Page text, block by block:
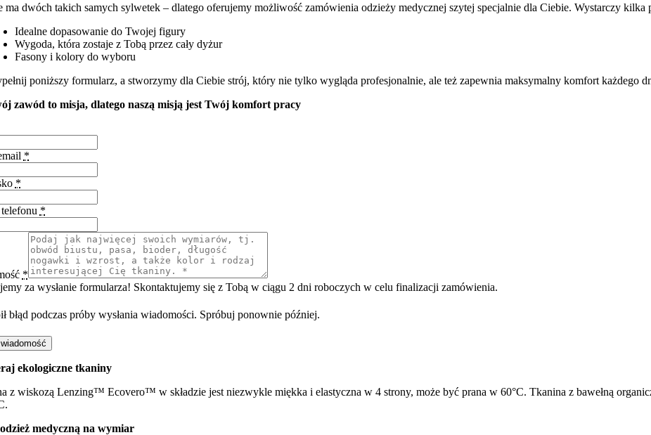
ma dwóch takich samych sylwetek – dlatego oferujemy możliwość zamówienia odzieży medycznej szytej specjalnie dla Ciebie. Wystarczy kilka
Idealne dopasowanie do Twojej figury
Wygoda, która zostaje z Tobą przez cały dyżur
Fasony i kolory do wyboru
poniższy formularz, a stworzymy dla Ciebie strój, który nie tylko wygląda profesjonalnie, ale też zapewnia maksymalny komfort każdego
zawód to misja, dlatego naszą misją jest Twój komfort pracy
*
*
*
*
za wysłanie formularza! Skontaktujemy się z Tobą w ciągu 2 dni roboczych w celu finalizacji zamówienia.
błąd podczas próby wysłania wiadomości. Spróbuj ponownie później.
ekologiczne tkaniny
z wiskozą Lenzing™ Ecovero™ w składzie jest niezwykle miękka i elastyczna w 4 strony, może być prana w 60°C. Tkanina z bawełną
medyczną na wymiar